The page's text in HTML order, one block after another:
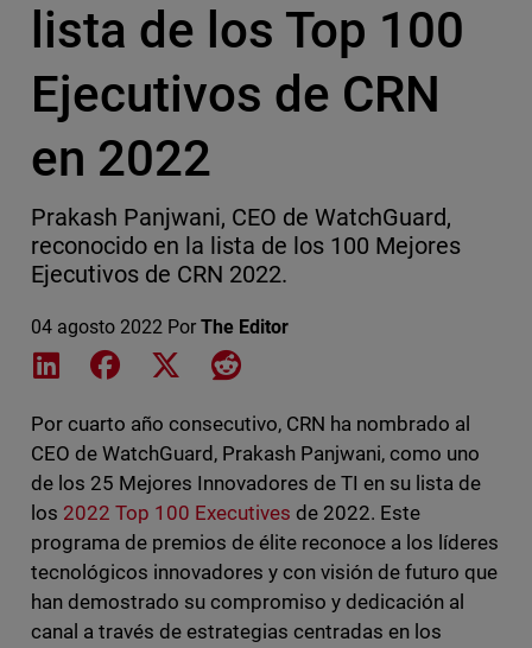
lista de los Top 100
Ejecutivos de CRN
en 2022
Prakash Panjwani, CEO de WatchGuard,
reconocido en la lista de los 100 Mejores
Ejecutivos de CRN 2022.
04 agosto 2022 Por The Editor
Share on LinkedIn
Share on Facebook
Share on XShare on Reddit
Por cuarto año consecutivo, CRN ha nombrado al
CEO de WatchGuard, Prakash Panjwani, como uno
de los 25 Mejores Innovadores de TI en su lista de
los 2022 Top 100 Executives de 2022. Este
programa de premios de élite reconoce a los líderes
tecnológicos innovadores y con visión de futuro que
han demostrado su compromiso y dedicación al
canal a través de estrategias centradas en los